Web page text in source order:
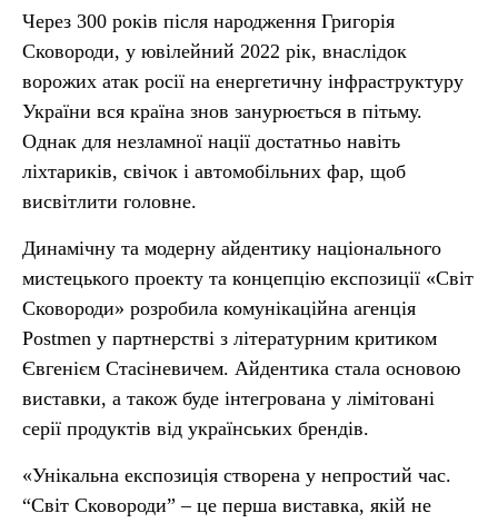
Через 300 років після народження Григорія
Сковороди, у ювілейний 2022 рік, внаслідок
ворожих атак росії на енергетичну інфраструктуру
України вся країна знов занурюється в пітьму.
Однак для незламної нації достатньо навіть
ліхтариків, свічок і автомобільних фар, щоб
висвітлити головне.
Динамічну та модерну айдентику національного
мистецького проекту та концепцію експозиції «Світ
Сковороди» розробила комунікаційна агенція
Postmen у партнерстві з літературним критиком
Євгенієм Стасіневичем. Айдентика стала основою
виставки, а також буде інтегрована у лімітовані
серії продуктів від українських брендів.
«Унікальна експозиція створена у непростий час.
“Світ Сковороди” – це перша виставка, якій не